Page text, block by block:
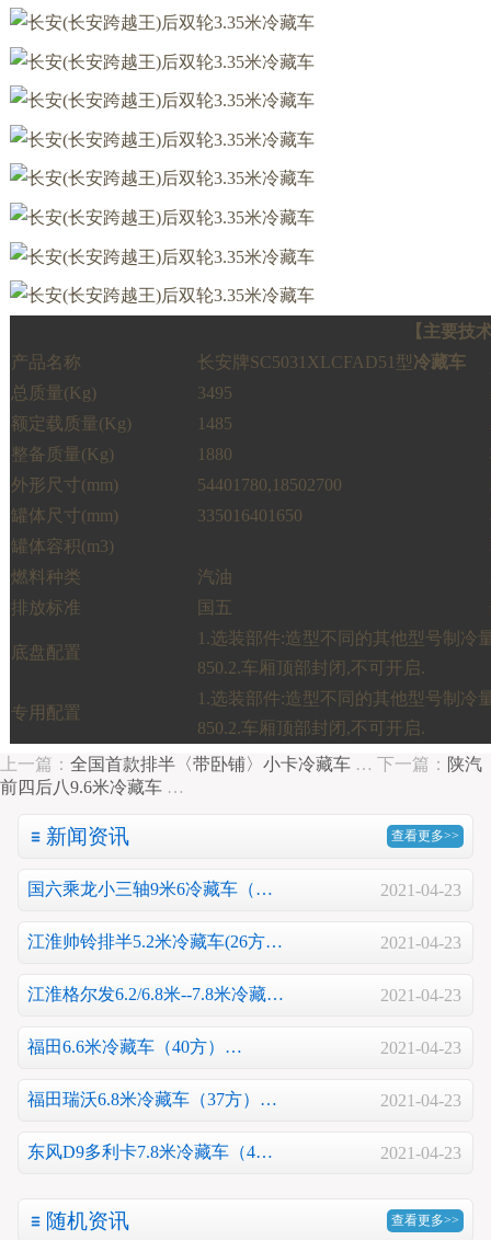
【主要技
产品名称
长安牌SC5031XLCFAD51型冷藏车
总质量(Kg) 3495
额定载质量(Kg) 1485
整备质量(Kg) 1880
外形尺寸(mm) 54401780,18502700
罐体尺寸(mm) 335016401650
罐体容积(m3)
燃料种类
汽油
排放标准
国五
底盘配置
1.选装部件:造型不同的其他型号制冷
850.2.车厢顶部封闭,不可开启.
专用配置
1.选装部件:造型不同的其他型号制冷
850.2.车厢顶部封闭,不可开启.
上一篇： 全国首款排半〈带卧铺〉小卡冷藏车 … 下一篇： 陕汽
前四后八9.6米冷藏车 …
新闻资讯 查看更多>>
国六乘龙小三轴9米6冷藏车（… 2021-04-23
江淮帅铃排半5.2米冷藏车(26方… 2021-04-23
江淮格尔发6.2/6.8米--7.8米冷藏… 2021-04-23
福田6.6米冷藏车（40方）… 2021-04-23
福田瑞沃6.8米冷藏车（37方）… 2021-04-23
东风D9多利卡7.8米冷藏车（4… 2021-04-23
随机资讯 查看更多>>